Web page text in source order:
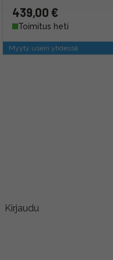
439,00 €
Toimitus heti
Myyty usein yhdessä
Kirjaudu